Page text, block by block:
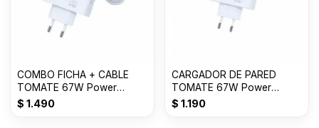
COMBO FICHA + CABLE
TOMATE 67W Power
Adapter Suit T-CH017
$ 1.490
CARGADOR DE PARED
TOMATE 67W Power
adapter Suit USB T-CH016
$ 1.190